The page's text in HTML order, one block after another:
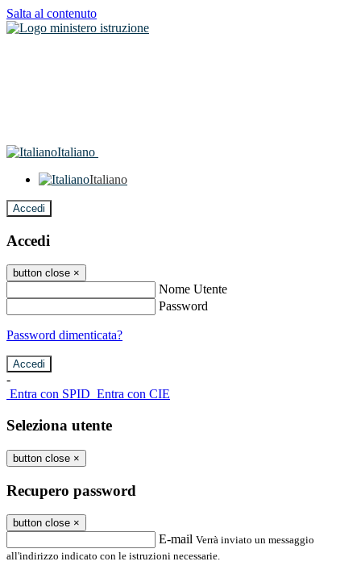
Salta al contenuto
Italiano
Italiano
Accedi
Accedi
button close ×
Nome Utente
Password
Password dimenticata?
-
Entra con SPID Entra con CIE
Seleziona utente
button close ×
Recupero password
button close ×
E-mail Verrà inviato un messaggio
all'indirizzo indicato con le istruzioni necessarie.